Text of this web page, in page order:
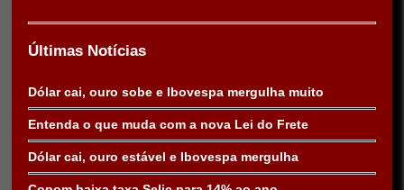
Últimas Notícias
Dólar cai, ouro sobe e Ibovespa mergulha muito
Entenda o que muda com a nova Lei do Frete
Dólar cai, ouro estável e Ibovespa mergulha